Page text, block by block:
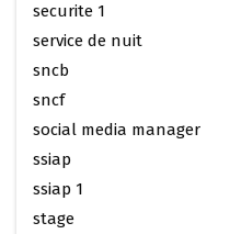
securite 1
service de nuit
sncb
sncf
social media manager
ssiap
ssiap 1
stage